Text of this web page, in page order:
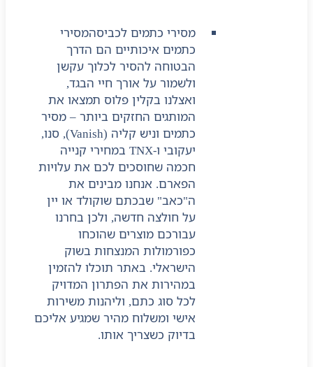
מסירי כתמים לכביסהמסירי
כתמים איכותיים הם הדרך
הבטוחה להסיר לכלוך עקשן
ולשמור על אורך חיי הבגד,
ואצלנו בקלין פלוס תמצאו את
המותגים החזקים ביותר – מסיר
כתמים וניש קליה (Vanish), סנו,
יעקובי ו-TNX במחירי קנייה
חכמה שחוסכים לכם את עלויות
הפארם. אנחנו מבינים את
ה"כאב" שבכתם שוקולד או יין
על חולצה חדשה, ולכן בחרנו
עבורכם מוצרים שהוכחו
כפורמולות המנצחות בשוק
הישראלי. באתר תוכלו להזמין
במהירות את הפתרון המדויק
לכל סוג כתם, וליהנות משירות
אישי ומשלוח מהיר שמגיע אליכם
בדיוק כשצריך אותו.